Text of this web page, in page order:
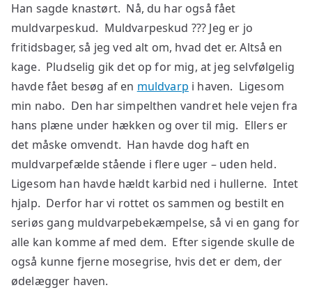
Han sagde knastørt. Nå, du har også fået
muldvarpeskud. Muldvarpeskud ??? Jeg er jo
fritidsbager, så jeg ved alt om, hvad det er. Altså en
kage. Pludselig gik det op for mig, at jeg selvfølgelig
havde fået besøg af en muldvarp i haven. Ligesom
min nabo. Den har simpelthen vandret hele vejen fra
hans plæne under hækken og over til mig. Ellers er
det måske omvendt. Han havde dog haft en
muldvarpefælde stående i flere uger – uden held.
Ligesom han havde hældt karbid ned i hullerne. Intet
hjalp. Derfor har vi rottet os sammen og bestilt en
seriøs gang muldvarpebekæmpelse, så vi en gang for
alle kan komme af med dem. Efter sigende skulle de
også kunne fjerne mosegrise, hvis det er dem, der
ødelægger haven.